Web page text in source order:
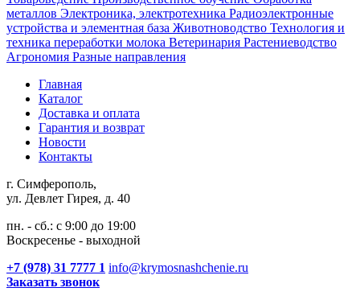
металлов Электроника, электротехника Радиоэлектронные
устройства и элементная база Животноводство Технология и
техника переработки молока Ветеринария Растениеводство
Агрономия Разные направления
Главная
Каталог
Доставка и оплата
Гарантия и возврат
Новости
Контакты
г. Симферополь,
ул. Девлет Гирея, д. 40
пн. - сб.: с 9:00 до 19:00
Воскресенье - выходной
+7 (978) 31 7777 1 info@krymosnashchenie.ru
Заказать звонок